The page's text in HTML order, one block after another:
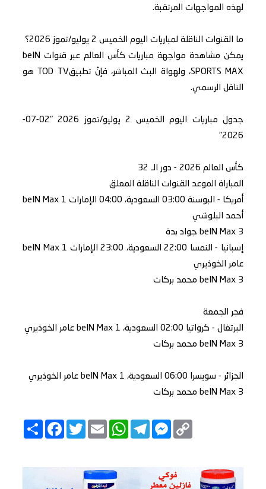
لهذه المواجهات المرتقبة.
ما القنوات الناقلة لمباريات اليوم الخميس 2 يوليو/تموز 2026؟
يمكن مشاهدة مواجهة مباريات كأس العالم عبر قنوات beIN
SPORTS MAX، ولهواة البث المباشر، فإنّ تطبيقTOD TV هو
الناقل الرسمي.
جدول مباريات اليوم الخميس 2 يوليو/تموز 2026 "02-07-
2026"
كأس العالم 2026 - دور الـ 32
المباراة الموعد القنوات الناقلة المعلق
أمريكا - البوسنة 03:00 السعودية، 04:00 الإمارات beIN Max 1
أحمد البلوشي
beIN Max 3 جواد بدة
إسبانيا - النمسا 22:00 السعودية، 23:00 الإمارات beIN Max 1
عامر الخوذيري
beIN Max 3 محمد بركات
فجر الجمعة
البرتغال - كرواتيا 02:00 السعودية، beIN Max 1 عامر الخوذيري
beIN Max 3 محمد بركات
الجزائر - سويسرا 06:00 السعودية، beIN Max 1 عامر الخوذيري
beIN Max 3 محمد بركات
انشر
FacebookTwitterEmail
WhatsAppTelegram
MessengerCopy
Link